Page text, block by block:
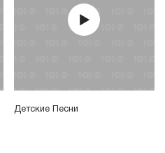
Детские Песни